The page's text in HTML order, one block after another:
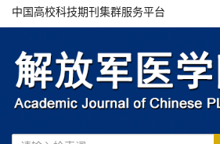
中国高校科技期刊集群服务平台